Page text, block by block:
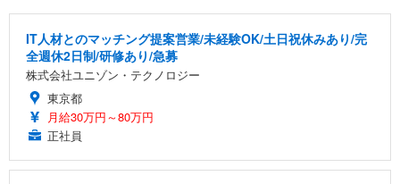
IT人材とのマッチング提案営業/未経験OK/土日祝休みあり/完
全週休2日制/研修あり/急募
株式会社ユニゾン・テクノロジー
東京都
月給30万円～80万円
正社員